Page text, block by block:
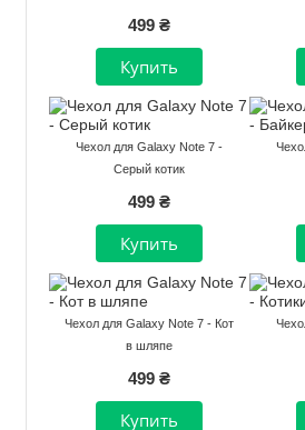
499 ₴
Чехол для Galaxy Note 7 -
Серый котик
499 ₴
Чехол для Galaxy Note 7 - Кот
в шляпе
499 ₴